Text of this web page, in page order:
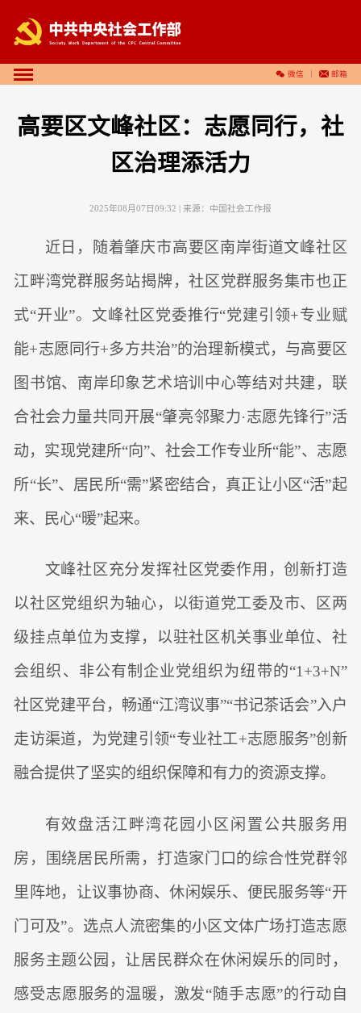
微信 邮箱
高要区文峰社区：志愿同行，社
区治理添活力
2025年08月07日09:32 | 来源： 中国社会工作报
近日，随着肇庆市高要区南岸街道文峰社区
江畔湾党群服务站揭牌，社区党群服务集市也正
式“开业”。文峰社区党委推行“党建引领+专业赋
能+志愿同行+多方共治”的治理新模式，与高要区
图书馆、南岸印象艺术培训中心等结对共建，联
合社会力量共同开展“肇亮邻聚力·志愿先锋行”活
动，实现党建所“向”、社会工作专业所“能”、志愿
所“长”、居民所“需”紧密结合，真正让小区“活”起
来、民心“暖”起来。
文峰社区充分发挥社区党委作用，创新打造
以社区党组织为轴心，以街道党工委及市、区两
级挂点单位为支撑，以驻社区机关事业单位、社
会组织、非公有制企业党组织为纽带的“1+3+N”
社区党建平台，畅通“江湾议事”“书记茶话会”入户
走访渠道，为党建引领“专业社工+志愿服务”创新
融合提供了坚实的组织保障和有力的资源支撑。
有效盘活江畔湾花园小区闲置公共服务用
房，围绕居民所需，打造家门口的综合性党群邻
里阵地，让议事协商、休闲娱乐、便民服务等“开
门可及”。选点人流密集的小区文体广场打造志愿
服务主题公园，让居民群众在休闲娱乐的同时，
感受志愿服务的温暖，激发“随手志愿”的行动自